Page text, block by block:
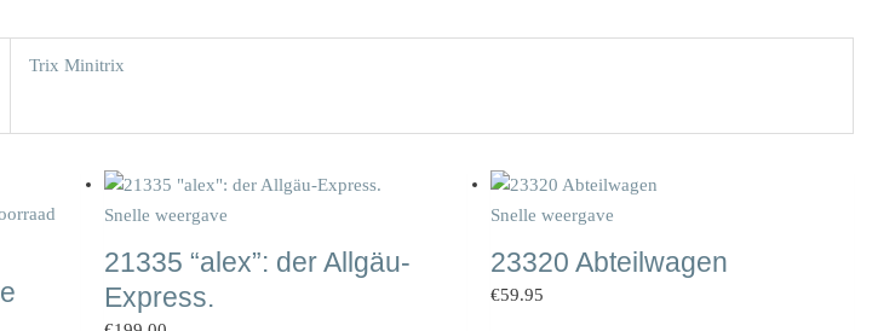
Trix Minitrix
Snelle weergave
21335 “alex”: der Allgäu-
Express.
Snelle weergave
23320 Abteilwagen
€59.95